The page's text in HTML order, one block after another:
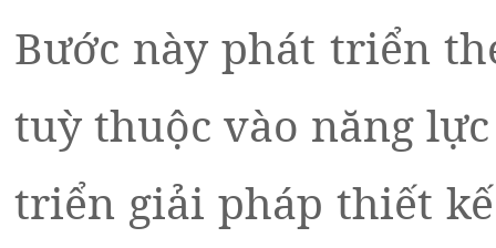
Bước này phát triển
tuỳ thuộc vào năng
triển giải pháp thiết